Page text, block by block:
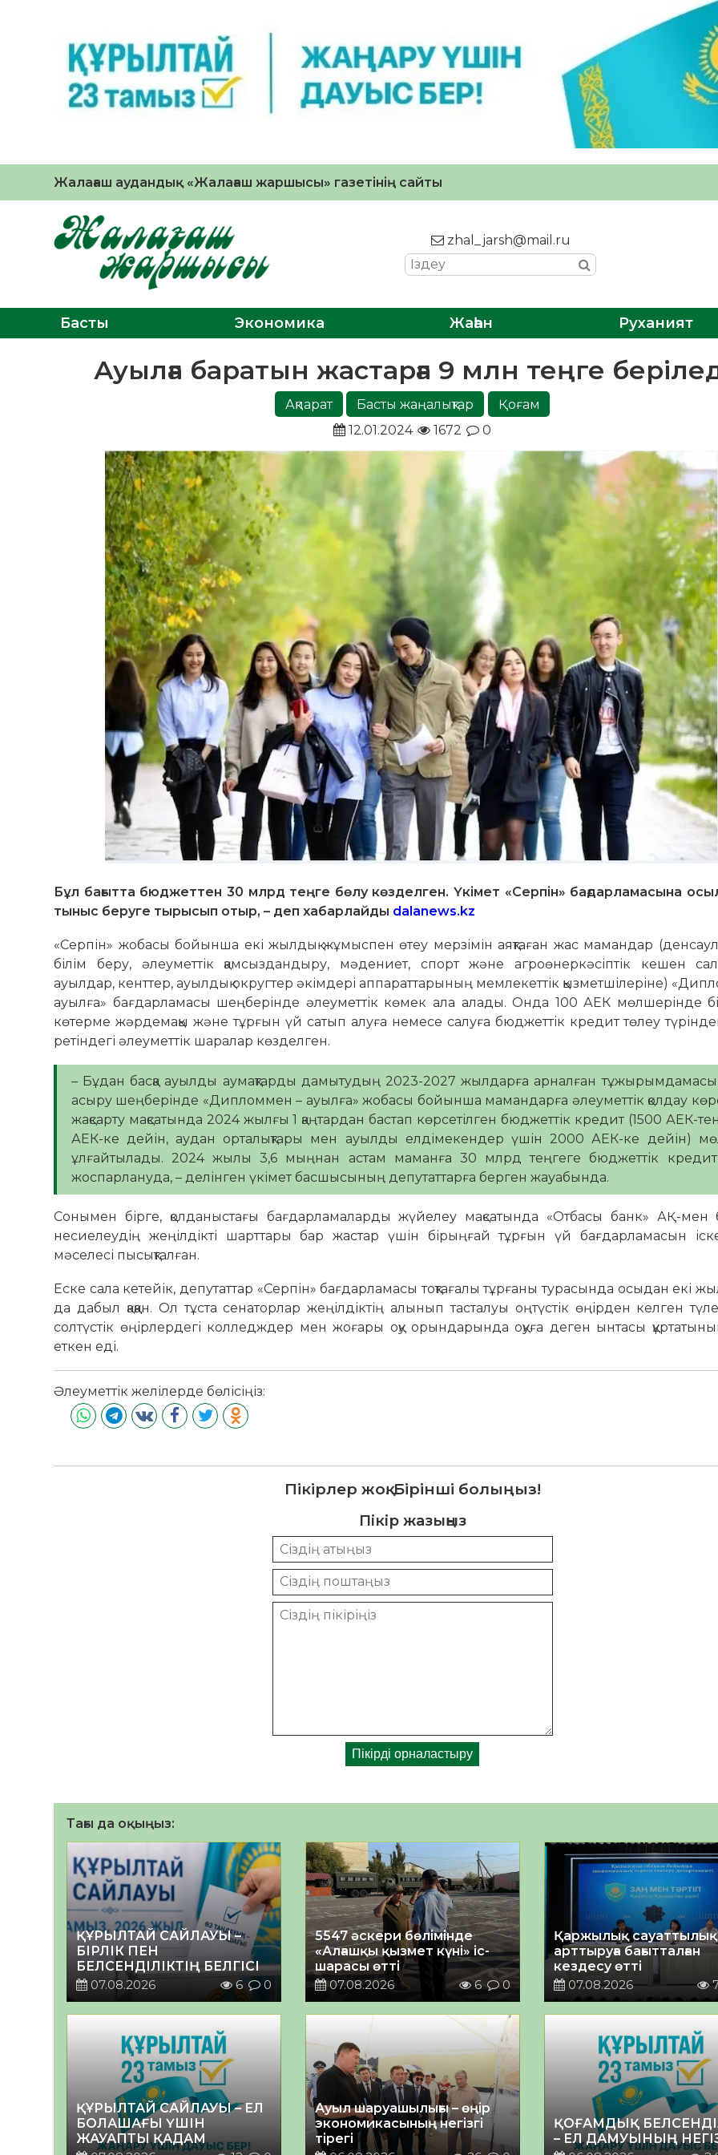
Жалағаш аудандық «Жалағаш жаршысы» газетінің сайты
zhal_jarsh@mail.ru
Басты Экономика Жаһан Руханият
Ауылға баратын жастарға 9 млн теңге
Ақпарат Басты жаңалықтар
Қоғам
12.01.2024
1672 0
Бұл бағытта бюджеттен 30 млрд теңге бөлу көзделген. Үкімет «Серпін» бағдарламасына
тыныс беруге тырысып отыр, – деп хабарлайды dalanews.kz
«Серпін» жобасы бойынша екі жылдық жұмыспен өтеу мерзімін аяқтаған жас мамандар
білім беру, әлеуметтік қамсыздандыру, мәдениет, спорт және агроөнеркәсіптік кешен
ауылдар, кенттер, ауылдық округтер әкімдері аппараттарының мемлекеттік қызметшілеріне)
ауылға» бағдарламасы шеңберінде әлеуметтік көмек ала алады. Онда 100 АЕК мөлшерінде
көтерме жәрдемақы және тұрғын үй сатып алуға немесе салуға бюджеттік кредит төлеу
ретіндегі әлеуметтік шаралар көзделген.
– Бұдан басқа ауылды аумақтарды дамытудың 2023-2027 жылдарға арналған
асыру шеңберінде «Дипломмен – ауылға» жобасы бойынша мамандарға әлеуметтік қолдау
жақсарту мақсатында 2024 жылғы 1 қаңтардан бастап көрсетілген бюджеттік кредит (1500 АЕК-
АЕК-ке дейін, аудан орталықтары мен ауылды елдімекендер үшін 2000 АЕК-ке дейін)
ұлғайтылады. 2024 жылы 3,6 мыңнан астам маманға 30 млрд теңгеге бюджеттік
жоспарлануда, – делінген үкімет басшысының депутаттарға берген жауабында.
Сонымен бірге, қолданыстағы бағдарламаларды жүйелеу мақсатында «Отбасы банк» АҚ-мен
несиелеудің жеңілдікті шарттары бар жастар үшін бірыңғай тұрғын үй бағдарламасын
мәселесі пысықталған.
Еске сала кетейік, депутаттар «Серпін» бағдарламасы тоқтағалы тұрғаны турасында осыдан екі
да дабыл қаққан. Ол тұста сенаторлар жеңілдіктің алынып тасталуы оңтүстік өңірден келген
солтүстік өңірлердегі колледждер мен жоғары оқу орындарында оқуға деген ынтасы
еткен еді.
Әлеуметтік желілерде бөлісіңіз:
Пікірлер жоқ. Бірінші болыңыз!
Пікір жазыңыз
Тағы да оқыңыз:
ҚҰРЫЛТАЙ САЙЛАУЫ –
БІРЛІК ПЕН
БЕЛСЕНДІЛІКТІҢ БЕЛГІСІ
07.08.2026
6 0
5547 әскери бөлімінде
«Алғашқы қызмет күні» іс-
шарасы өтті
07.08.2026
6 0
Қаржылық
арттыруға бағытталған
кездесу өтті
07.08.2026
ҚҰРЫЛТАЙ САЙЛАУЫ – ЕЛ
БОЛАШАҒЫ ҮШІН
ЖАУАПТЫ ҚАДАМ
Ауыл шаруашылығы – өңір
экономикасының негізгі
тірегі
ҚОҒАМДЫҚ
– ЕЛ ДАМУЫНЫҢ